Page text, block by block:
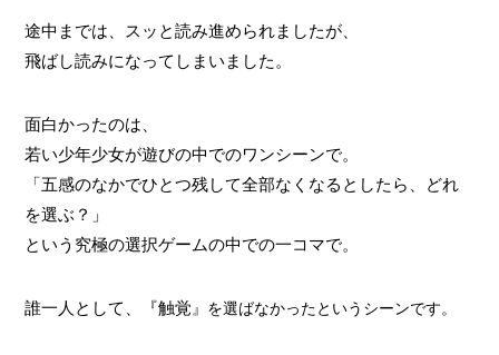
途中までは、スッと読み進められましたが、
飛ばし読みになってしまいました。
面白かったのは、
若い少年少女が遊びの中でのワンシーンで。
「五感のなかでひとつ残して全部なくなるとしたら、どれ
を選ぶ？」
という究極の選択ゲームの中での一コマで。
誰一人として、『触覚 』を選ばなかったというシーンです。